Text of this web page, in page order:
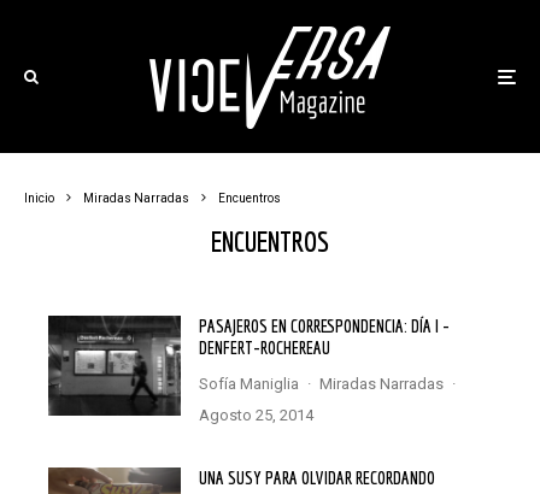
Inicio Miradas Narradas Encuentros
ENCUENTROS
PASAJEROS EN CORRESPONDENCIA: DÍA I –
DENFERT-ROCHEREAU
Sofía Maniglia · Miradas Narradas ·
agosto 25, 2014
UNA SUSY PARA OLVIDAR RECORDANDO